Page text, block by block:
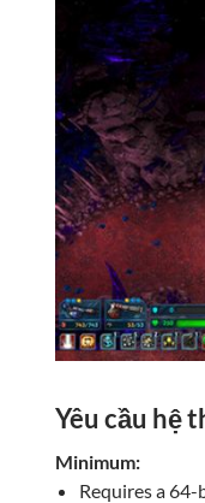
Yêu cầu hệ
Minimum:
Requires a